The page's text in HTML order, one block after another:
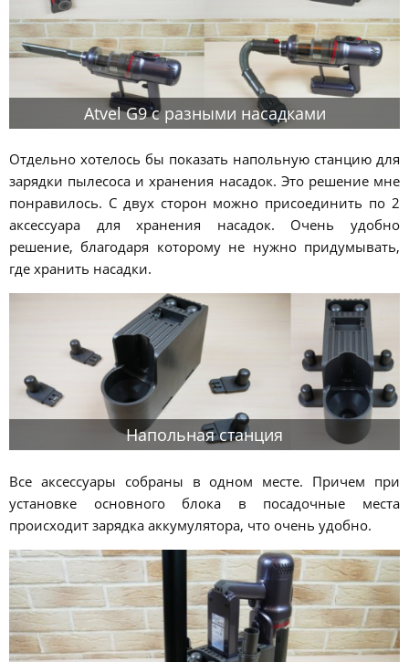
Atvel G9 с разными насадками
Отдельно хотелось бы показать напольную станцию для
зарядки пылесоса и хранения насадок. Это решение мне
понравилось. С двух сторон можно присоединить по 2
аксессуара для хранения насадок. Очень удобно
решение, благодаря которому не нужно придумывать,
где хранить насадки.
Напольная станция
Все аксессуары собраны в одном месте. Причем при
установке основного блока в посадочные места
происходит зарядка аккумулятора, что очень удобно.